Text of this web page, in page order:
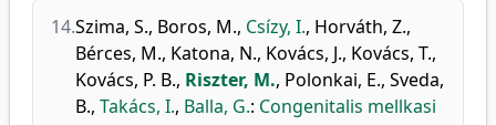
14.Szima, S., Boros, M., Csízy, I., Horváth, Z.,
Bérces, M., Katona, N., Kovács, J., Kovács, T.,
Kovács, P. B., Riszter, M., Polonkai, E., Sveda,
B., Takács, I., Balla, G.: Congenitalis mellkasi